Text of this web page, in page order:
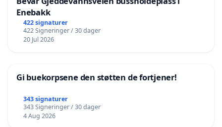
Enebakk
422 signaturer
422 Signeringer / 30 dager
20 Jul 2026
Gi buekorpsene den støtten de fortjener!
343 signaturer
343 Signeringer / 30 dager
4 Aug 2026